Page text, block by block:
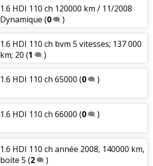
1.6 HDI 110 ch 120000 km / 11/2008
Dynamique (0 )
1.6 HDI 110 ch bvm 5 vitesses; 137 000
km; 20 (1 )
1.6 HDI 110 ch 65000 (0 )
1.6 HDI 110 ch 66000 (0 )
1.6 HDI 110 ch année 2008, 140000 km,
boite 5 (2 )